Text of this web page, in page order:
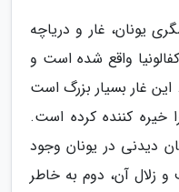
یونان، غار و دریاچه
واقع شده است و
غار بسیار بزرگ است
خیره کننده کرده است.
مکان دیدنی در یونان وجود
و زلال آن، دوم به خاطر